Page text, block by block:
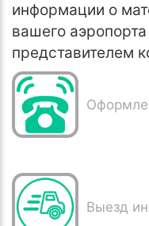
информации о
вашего
представителем
Выезд